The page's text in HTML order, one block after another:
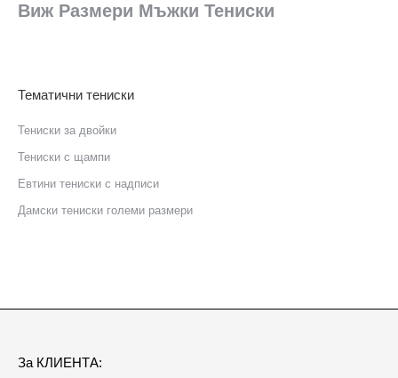
Виж Размери Мъжки Тениски
Тематични тениски
Тениски за двойки
Тениски с щампи
Eвтини тениски с надписи
Дамски тениски големи размери
За КЛИЕНТА: